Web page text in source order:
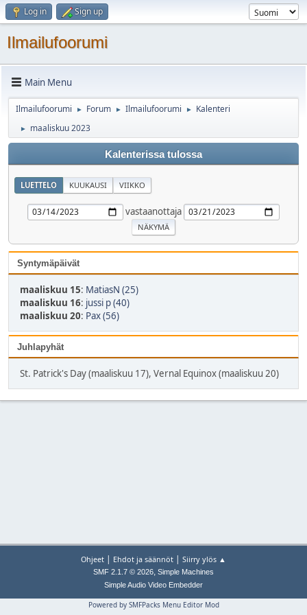
Log in Sign up
Ilmailufoorumi
Main Menu
Ilmailufoorumi ► Forum ► Ilmailufoorumi ► Kalenteri
► maaliskuu 2023
Kalenterissa tulossa
LUETTELO KUUKAUSI VIIKKO
vastaanottaja
Syntymäpäivät
maaliskuu 15: MatiasN (25)
maaliskuu 16: jussi p (40)
maaliskuu 20: Pax (56)
Juhlapyhät
St. Patrick's Day (maaliskuu 17), Vernal Equinox (maaliskuu 20)
Ohjeet | Ehdot ja säännöt | Siirry ylös ▲
SMF 2.1.7 © 2026, Simple Machines
Simple Audio Video Embedder
Powered by SMFPacks Menu Editor Mod